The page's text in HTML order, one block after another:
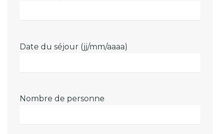
Date du séjour (jj/mm/aaaa)
Nombre de personne